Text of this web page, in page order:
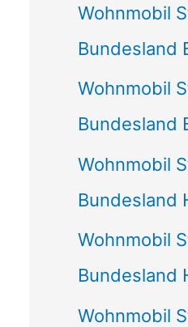
Wohnmobil
Bundesland
Wohnmobil
Bundesland
Wohnmobil
Bundesland
Wohnmobil
Bundesland
Wohnmobil